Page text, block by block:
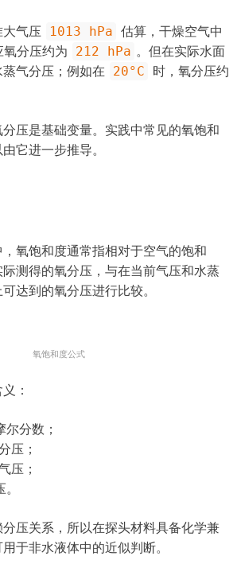
大气压 1013 hPa
估算，干燥空气中
氧分压约为
212 hPa 。但在实际水面
蒸气分压；例如在
20°C
时，氧分压约
压是基础变量。实践中常见的氧饱和
它进一步推导。
氧饱和度通常指相对于空气的饱和
测得的氧分压，与在当前气压和水蒸
达到的氧分压进行比较。
氧饱和度公式
：
尔分数；
压；
压；
压关系，所以在探头材料具备化学兼
于非水液体中的近似判断。